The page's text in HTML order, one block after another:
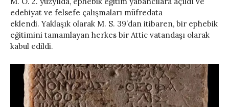
edebiyat ve felsefe çalışmaları müfredata
eklendi. Yaklaşık olarak M. S. 39’dan itibaren, bir ephebik
eğitimini tamamlayan herkes bir Attic vatandaşı olarak
kabul edildi.